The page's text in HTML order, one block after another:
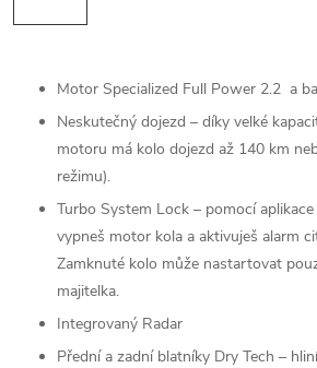
Motor Specialized Full Power 2.2 a
Neskutečný dojezd – díky velké
motoru má kolo dojezd až 140 km
režimu).
Turbo System Lock –⁠⁠⁠⁠⁠⁠ pomocí
vypneš motor kola a aktivuješ alarm
Zamknuté kolo může nastartovat
majitelka.
Integrovaný Radar
Přední a zadní blatníky Dry Tech –